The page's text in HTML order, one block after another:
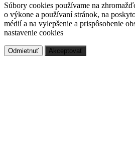
Súbory cookies používame na
o výkone a používaní stránok, na
médií a na vylepšenie a prispôsobenie
nastavenie cookies
Odmietnuť Akceptovať